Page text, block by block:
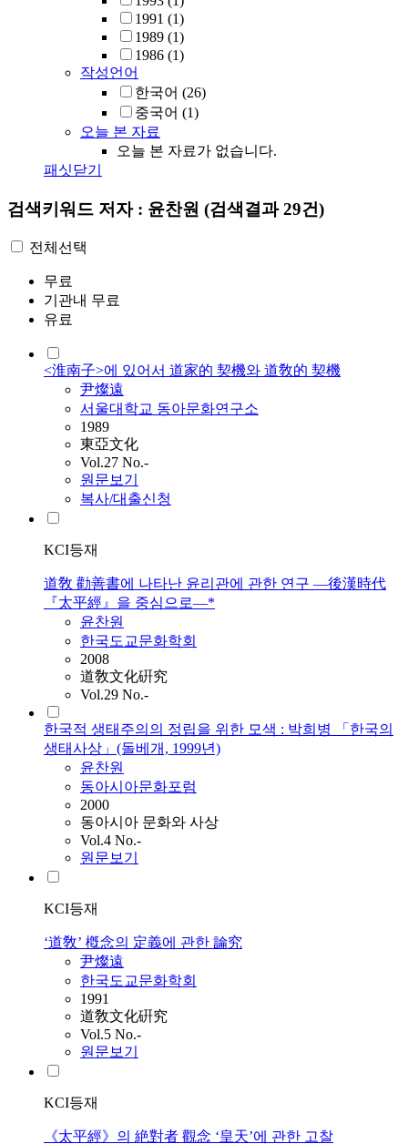
1991 (1)
1989 (1)
1986 (1)
작성언어
한국어 (26)
중국어 (1)
오늘 본 자료
오늘 본 자료가 없습니다.
패싯닫기
검색키워드 저자 : 윤찬원 (검색결과 29건)
전체선택
무료
기관내 무료
유료
<淮南子>에 있어서 道家的 契機와 道敎的 契機
尹燦遠
서울대학교 동아문화연구소
1989
東亞文化
Vol.27 No.-
원문보기
복사/대출신청
KCI등재
道敎 勸善書에 나타난 윤리관에 관한 연구 —後漢時代
『太平經』을 중심으로—*
윤찬원
한국도교문화학회
2008
道敎文化硏究
Vol.29 No.-
한국적 생태주의의 정립을 위한 모색 : 박희병 「한국의
생태사상」(돌베개, 1999년)
윤찬원
동아시아문화포럼
2000
동아시아 문화와 사상
Vol.4 No.-
원문보기
KCI등재
‘道敎’ 槪念의 定義에 관한 論究
尹燦遠
한국도교문화학회
1991
道敎文化硏究
Vol.5 No.-
원문보기
KCI등재
《太平經》의 絶對者 觀念 ‘皇天’에 관한 고찰